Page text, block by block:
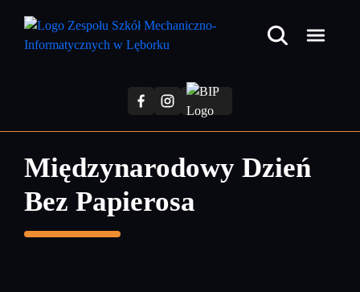
treści
Międzynarodowy Dzień
Bez Papierosa